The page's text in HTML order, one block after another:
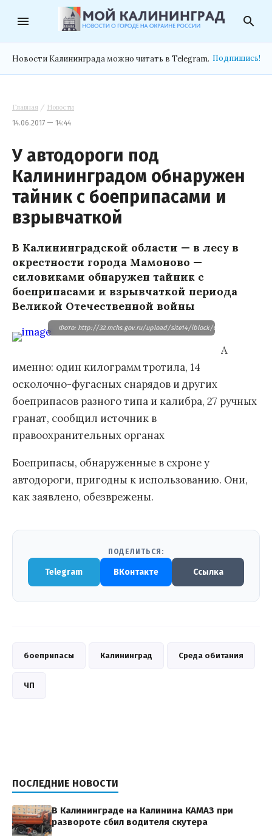
menu search
Новости Калининграда можно читать в Telegram. Подпишись!
Главная / Новости
14.06.2017 — 14:44
У автодороги под
Калининградом обнаружен
тайник с боеприпасами и
взрывчаткой
В Калининградской области — в лесу в
окрестности города Мамоново —
силовиками обнаружен тайник с
боеприпасами и взрывчаткой периода
Великой Отечественной войны
Фото: http://32.mchs.gov.ru/upload/site14/iblock/0cc/
А
именно: один килограмм тротила, 14
осколочно-фугасных снарядов и других
боеприпасов разного типа и калибра, 27 ручных
гранат, сообщил источник в
правоохранительных органах
Боеприпасы, обнаруженные в схроне у
автодороги, пригодны к использованию. Они,
как заявлено, обезврежены.
ПОДЕЛИТЬСЯ:
Telegram ВКонтакте Ссылка
боеприпасы Калининград Среда обитания
ЧП
ПОСЛЕДНИЕ НОВОСТИ
В Калининграде на Калинина КАМАЗ при
развороте сбил водителя скутера